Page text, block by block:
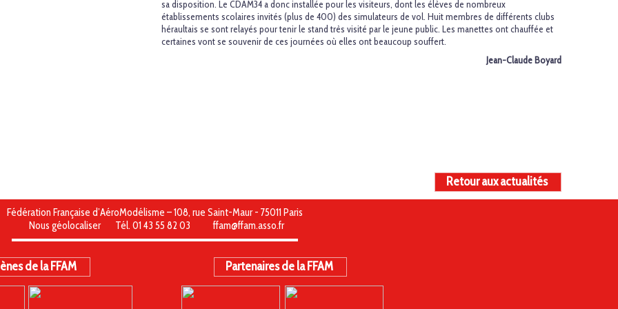
sa disposition. Le CDAM34 a donc installée pour les visiteurs, dont les élèves de nombreux
établissements scolaires invités (plus de 400) des simulateurs de vol. Huit membres de différents clubs
héraultais se sont relayés pour tenir le stand très visité par le jeune public. Les manettes ont chauffée et
certaines vont se souvenir de ces journées où elles ont beaucoup souffert.
Jean-Claude Boyard
Retour aux actualités
Fédération Française d’AéroModélisme – 108, rue Saint-Maur - 75011 Paris
Nous géolocaliser
Tél. 01 43 55 82 03 ffam@ffam.asso.fr
de la FFAM Partenaires de la FFAM